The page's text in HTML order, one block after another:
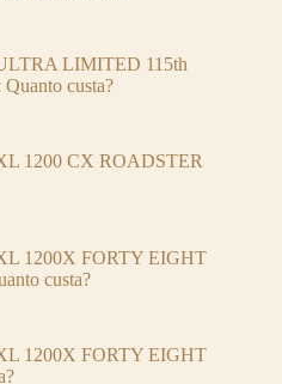
LIMITED 115th
custa?
1200 CX ROADSTER
1200X FORTY EIGHT
custa?
1200X FORTY EIGHT